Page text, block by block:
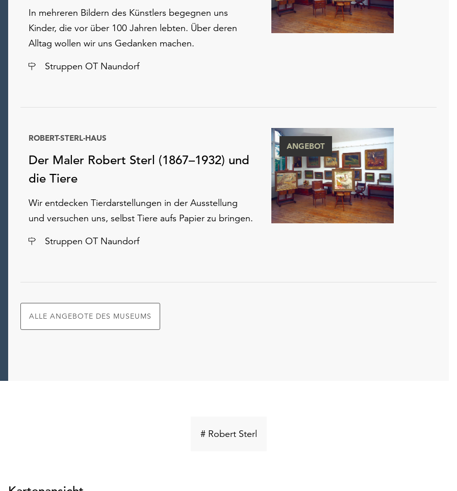
In mehreren Bildern des Künstlers begegnen uns
Kinder, die vor über 100 Jahren lebten. Über deren
Alltag wollen wir uns Gedanken machen.
Ort
Struppen OT Naundorf
Der Maler Robert Sterl (1867–1932) und
die Tiere
ROBERT-STERL-HAUS
Wir entdecken Tierdarstellungen in der Ausstellung
und versuchen uns, selbst Tiere aufs Papier zu bringen.
Ort
Struppen OT Naundorf
ANGEBOT
ALLE ANGEBOTE DES MUSEUMS
# Robert SterlSchlüsselwort